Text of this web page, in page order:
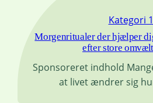
Kategori 1
Morgenritualer der hjælper
efter store
Sponsoreret indhold
at livet ændrer sig